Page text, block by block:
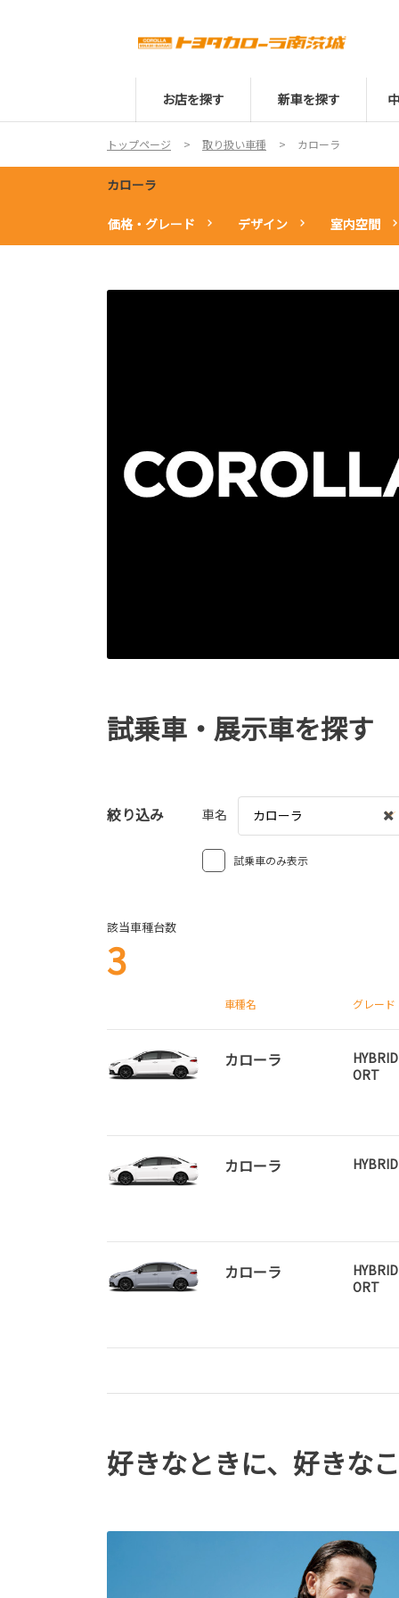
お店を探す 新車を探す
トップページ 取り扱い車種 カローラ
カローラ
価格・グレード デザイン 室内空間
試乗車・展示車を探す
絞り込み 車名 カローラ
試乗車のみ表示
該当車種台数
3
車種名 グレード
カローラ
ORT
カローラ
カローラ
ORT
好きなときに、好きな